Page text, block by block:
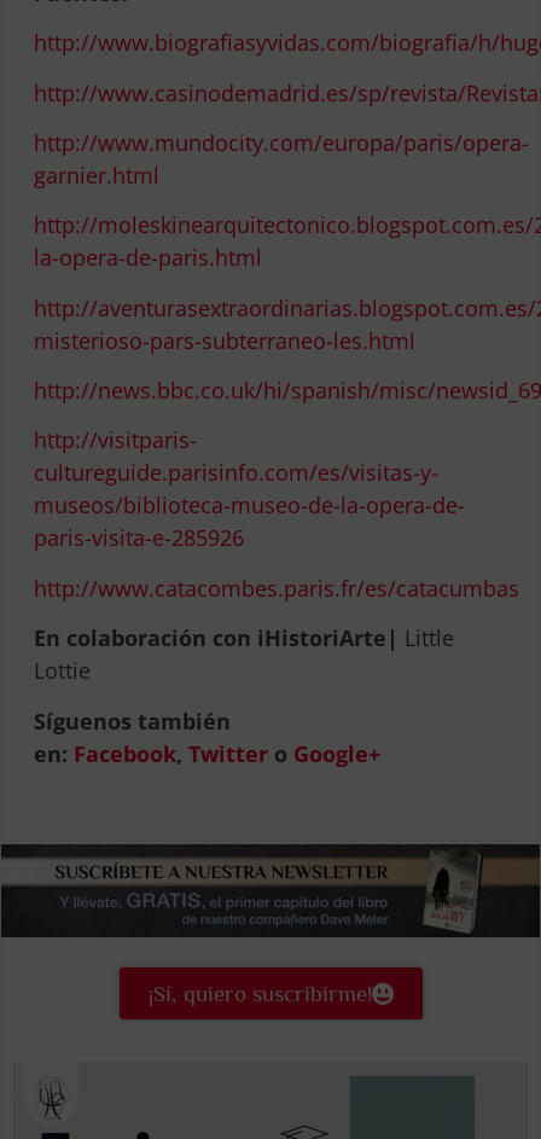
http://www.biografiasyvidas.com/biografia/h/
http://www.casinodemadrid.es/sp/revista/
http://www.mundocity.com/europa/paris/opera-
garnier.html
http://moleskinearquitectonico.blogspot.com.es/
la-opera-de-paris.html
http://
misterioso-pars-subterraneo-les.html
http://news.bbc.co.uk/hi/spanish/misc/
http://visitparis-
cultureguide.parisinfo.com/es/visitas-y-
museos/biblioteca-museo-de-la-opera-de-
paris-visita-e-285926
http://www.catacombes.paris.fr/es/catacumbas
En colaboración con iHistoriArte| Little
Lottie
Síguenos también
en: Facebook, Twittero Google+
¡Sí, quiero suscribirme!